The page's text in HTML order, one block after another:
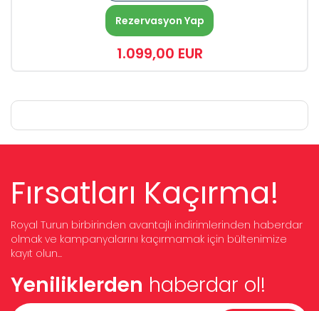
Rezervasyon Yap
1.099,00 EUR
Fırsatları Kaçırma!
Royal Turun birbirinden avantajlı indirimlerinden haberdar
olmak ve kampanyalarını kaçırmamak için bültenimize
kayıt olun...
Yeniliklerden haberdar ol!